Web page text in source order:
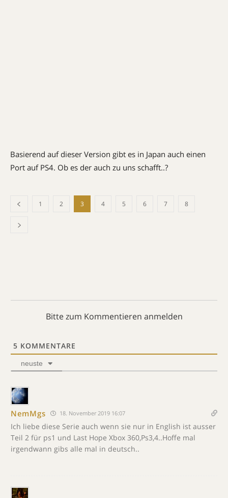
Basierend auf dieser Version gibt es in Japan auch einen
Port auf PS4. Ob es der auch zu uns schafft..?
1 2 3 4 5 6 7 8
Bitte zum Kommentieren anmelden
5 KOMMENTARE
neuste
NemMgs 18. November 2019 16:07
Ich liebe diese Serie auch wenn sie nur in English ist ausser
Teil 2 für ps1 und Last Hope Xbox 360,Ps3,4..Hoffe mal
irgendwann gibs alle mal in deutsch..